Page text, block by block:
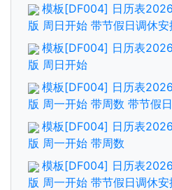
模板[DF004] 日历表
版 周日开始 带节假日调休安
模板[DF004] 日历表
版 周日开始
模板[DF004] 日历表
版 周一开始 带周数 带节假
模板[DF004] 日历表
版 周一开始 带周数
模板[DF004] 日历表
版 周一开始 带节假日调休安